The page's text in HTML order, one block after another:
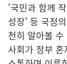
'국민과 함께
성장' 등 국정
천히 알아볼
사회가 정부